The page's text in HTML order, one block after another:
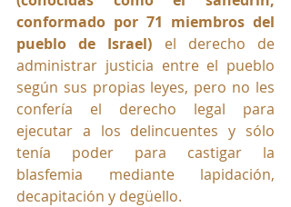
conformado por 71 miembros del
pueblo de Israel) el derecho de
administrar justicia entre el pueblo
según sus propias leyes, pero no les
confería el derecho legal para
ejecutar a los delincuentes y sólo
tenía poder para castigar la
blasfemia mediante lapidación,
decapitación y degüello.